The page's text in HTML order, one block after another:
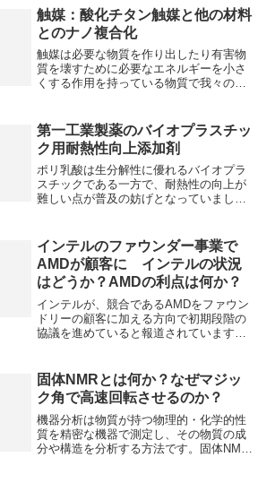
触媒：酸化チタン触媒と他の材料
とのナノ複合化
触媒は必要な物質を作り出したり有害物
質を壊すために必要なエネルギーを小さ
くする作用を持っている物質で我々の生
で、単体より遥かに高い反応性を実現す
ることが可能です。どのような材料と複
合化するのか、その利点は何かを知るこ
とができます。
第一工業製薬のバイオプラスチッ
ク用耐熱性向上添加剤
ポリ乳酸は生分解性に優れるバイオプラ
スチックである一方で、耐熱性の向上が
難しい点が普及の妨げとなっていまし
す。
インテルのファウンダー事業で
AMDが顧客に インテルの状況
はどうか？AMDの利点は何か？
インテルが、競合であるAMDをファウン
ドリーの顧客に加える方向で初期段階の
協議を進めていると報道されています。
固体NMRとは何か？なぜマジッ
ク角で高速回転させるのか？
機器分析は物質が持つ物理的・化学的性
質を精密な機器で測定し、その物質の成
分や構造を分析する方法です。固体NMR